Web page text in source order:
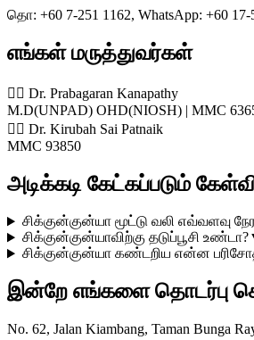
தொ: +60 7-251 1162, WhatsApp: +60 17-
எங்கள் மருத்துவர்கள்
👨‍⚕️ Dr. Prabagaran Kanapathy
M.D(UNPAD) OHD(NIOSH) | MMC
👨‍⚕️ Dr. Kirubah Sai Patnaik
MMC 93850
அடிக்கடி கேட்கப்படும்
சிக்குன்குன்யா மூட்டு வலி எவ்வளவு
சிக்குன்குன்யாவிற்கு தடுப்பூசி உண்டா?
சிக்குன்குன்யா கண்டறிய என்ன
இன்றே எங்களை தொடர்பு
No. 62, Jalan Kiambang, Taman Bunga